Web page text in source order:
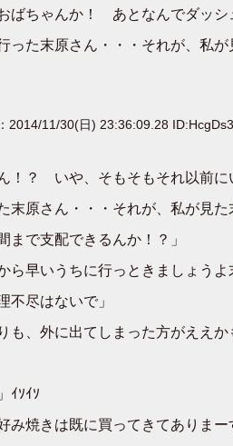
ちゃんか！ あとなんでダッシ
た末原さん・・・それが、私が
2014/11/30(日) 23:36:09.28
？ いや、そもそもそれ以前に
原さん・・・それが、私が見た
で支配できるんか！？」
早いうちに行っときましょうよ
不尽はないで」
、外に出てしまった方がええか
ｲｿｲｿ
焼きは既に買ってきてありまー